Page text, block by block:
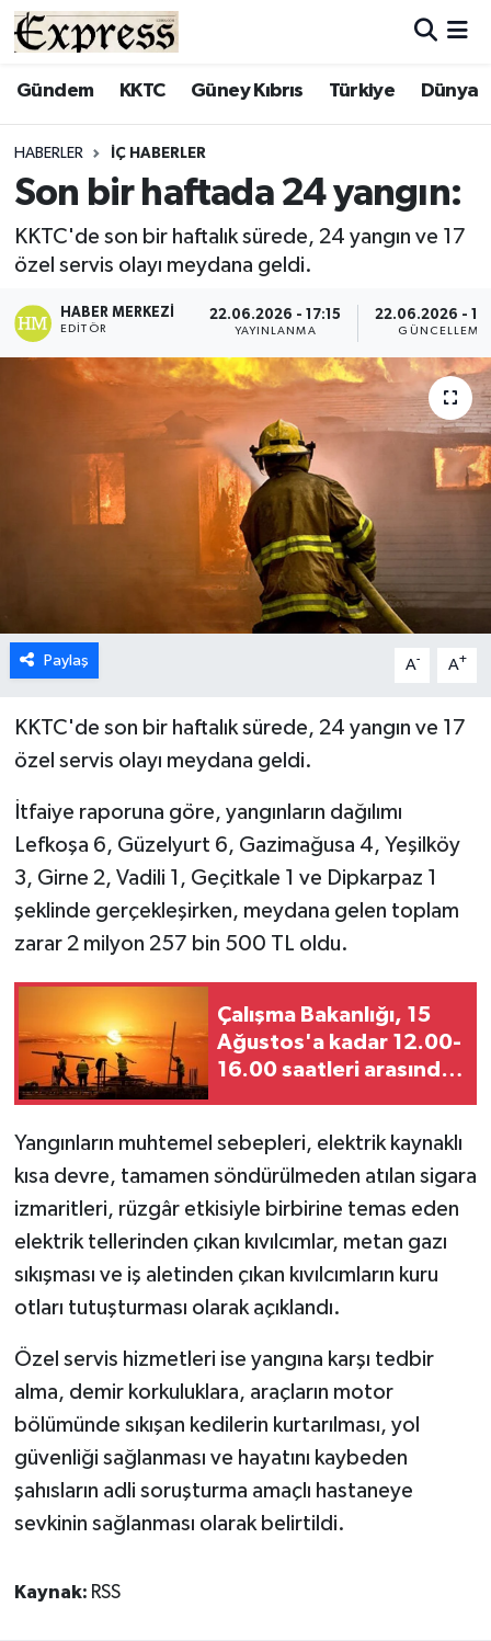
Gündem KKTC Güney Kıbrıs Türkiye Dünya
HABERLER İÇ HABERLER
Son bir haftada 24 yangın:
KKTC'de son bir haftalık sürede, 24 yangın ve 17
özel servis olayı meydana geldi.
HABER MERKEZI
EDITÖR
22.06.2026 - 17:15
YAYINLANMA
22.06.2026 -
GÜNCELLEME
Paylaş A- A+
KKTC'de son bir haftalık sürede, 24 yangın ve 17
özel servis olayı meydana geldi.
İtfaiye raporuna göre, yangınların dağılımı
Lefkoşa 6, Güzelyurt 6, Gazimağusa 4, Yeşilköy
3, Girne 2, Vadili 1, Geçitkale 1 ve Dipkarpaz 1
şeklinde gerçekleşirken, meydana gelen toplam
zarar 2 milyon 257 bin 500 TL oldu.
Çalışma Bakanlığı, 15
Ağustos'a kadar 12.00-
16.00 saatleri arasında
Yangınların muhtemel sebepleri, elektrik kaynaklı
kısa devre, tamamen söndürülmeden atılan sigara
izmaritleri, rüzgâr etkisiyle birbirine temas eden
elektrik tellerinden çıkan kıvılcımlar, metan gazı
sıkışması ve iş aletinden çıkan kıvılcımların kuru
otları tutuşturması olarak açıklandı.
Özel servis hizmetleri ise yangına karşı tedbir
alma, demir korkuluklara, araçların motor
bölümünde sıkışan kedilerin kurtarılması, yol
güvenliği sağlanması ve hayatını kaybeden
şahısların adli soruşturma amaçlı hastaneye
sevkinin sağlanması olarak belirtildi.
Kaynak: RSS
ALAYKÖY
BİLİM
DÜNYA
EĞİTİM
ENGLISH
ESENTEPE
GİRNE
GÜNEY KIBRIS
İÇ HABERLER
KÜLTÜR SANAT
LAPTA
MAGAZİN
Nöbetçi Eczaneler
ÖZEL HABER
SAĞLIK
SPOR
TATLISU
TEKNOLOJİ
TİCARET
YAŞAM
Hava Durumu
Süper Lig Puan Durumu ve Fikstür
Son Dakika Haberleri
Haber Arşivi